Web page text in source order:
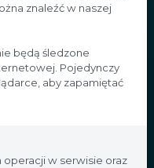
z branży
profesjonalistą:
znaleźć w naszej
będą śledzone
Pojedynczy
aby zapamiętać
w serwisie oraz